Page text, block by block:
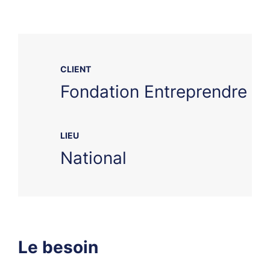
CLIENT
Fondation Entreprendre
LIEU
National
Le besoin